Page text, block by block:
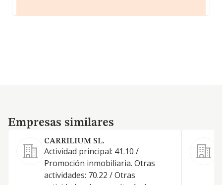
Empresas similares
Empresas similares
CARRILIUM SL.
Actividad principal: 41.10 /
Promoción inmobiliaria. Otras
actividades: 70.22 / Otras